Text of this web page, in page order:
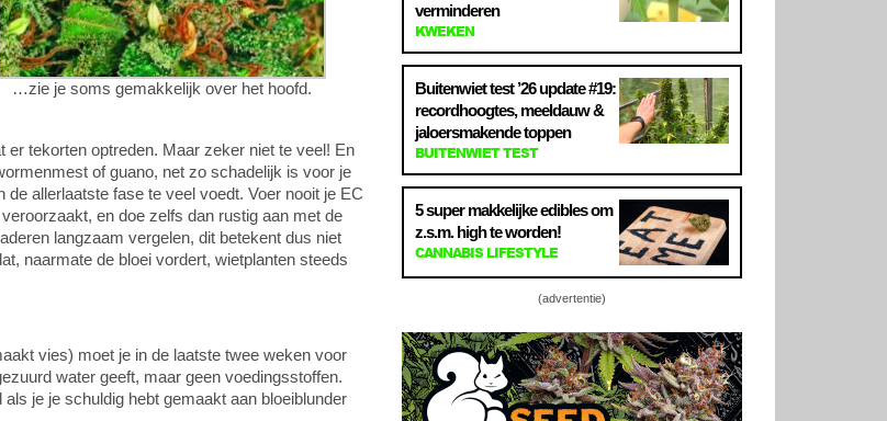
…zie je soms gemakkelijk over het hoofd.
er tekorten optreden. Maar zeker niet te veel! En
of guano, net zo schadelijk is voor je
allerlaatste fase te veel voedt. Voer nooit je EC
en doe zelfs dan rustig aan met de
langzaam vergelen, dit betekent dus niet
naarmate de bloei vordert, wietplanten steeds
vies) moet je in de laatste twee weken voor
water geeft, maar geen voedingsstoffen.
je je schuldig hebt gemaakt aan bloeiblunder
verminderen
KWEKEN
Buitenwiet test ’26 update #19:
recordhoogtes, meeldauw &
jaloersmakende toppen
BUITENWIET TEST
5 super makkelijke edibles om
z.s.m. high te worden!
CANNABIS LIFESTYLE
(advertentie)